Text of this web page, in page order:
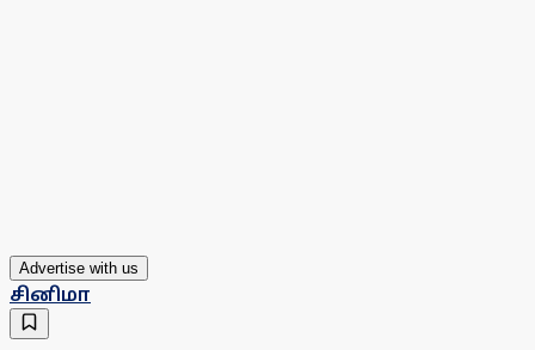
Advertise with us
சினிமா